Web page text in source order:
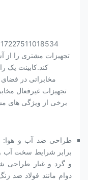
تجهیزات مشتری را
کند.کابینت یک
مخابراتی در
تجهیزات غیرفعال
برخی از ویژگی های
طراحی ضد آب و هوا:
برابر شرایط سخت آب و
و گرد و غبار طراحی
دوام مانند فولاد ضد